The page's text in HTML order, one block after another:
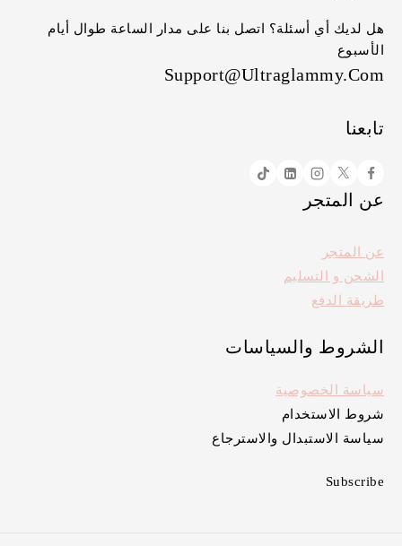
هل لديك أي أسئلة؟ اتصل بنا على مدار الساعة طوال أيام
الأسبوع
Support@ultraglammy.com
تابعنا
عن المتجر
عن المتجر
الشحن و التسليم
طريقة الدفع
الشروط والسياسات
سياسة الخصوصية
شروط الاستخدام
سياسة الاستبدال والاسترجاع
Subscribe